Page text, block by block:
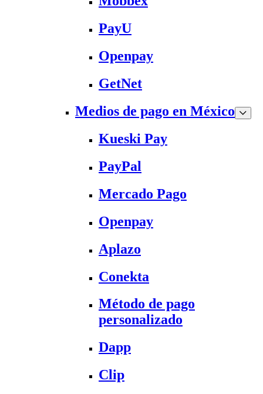
PayU
Openpay
GetNet
Medios de pago en México
Kueski Pay
PayPal
Mercado Pago
Openpay
Aplazo
Conekta
Método de pago
personalizado
Dapp
Clip